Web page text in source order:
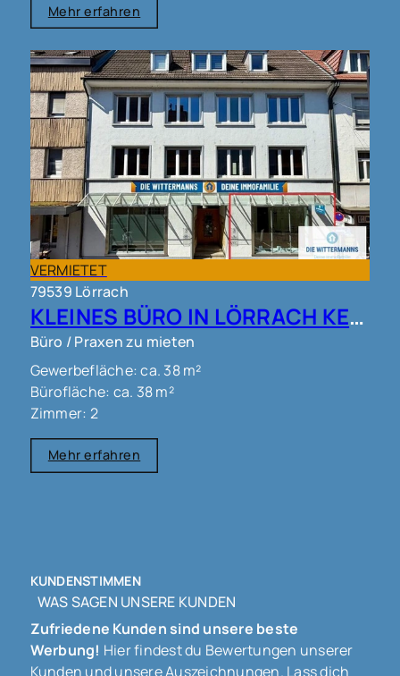
Mehr erfahren
VERMIETET
79539 Lörrach
KLEINES BÜRO IN LÖRRACH KERNSTADT !!!
Büro / Praxen zu mieten
Gewerbefläche: ca. 38 m²
Bürofläche: ca. 38 m²
Zimmer: 2
Mehr erfahren
KUNDENSTIMMEN
WAS SAGEN UNSERE KUNDEN
Zufriedene Kunden sind unsere beste
Werbung! Hier findest du Bewertungen unserer
Kunden und unsere Auszeichnungen. Lass dich